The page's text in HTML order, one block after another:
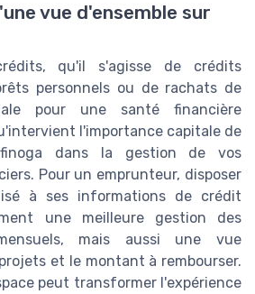
vue d'ensemble sur
qu'il s'agisse de crédits
personnels ou de rachats de
pour une santé financière
l'importance capitale de
dans la gestion de vos
Pour un emprunteur, disposer
à ses informations de crédit
une meilleure gestion des
mais aussi une vue
et le montant à rembourser.
peut transformer l'expérience